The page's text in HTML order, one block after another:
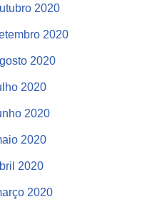
2020
2020
2020
2020
2020
2020
2020
2020